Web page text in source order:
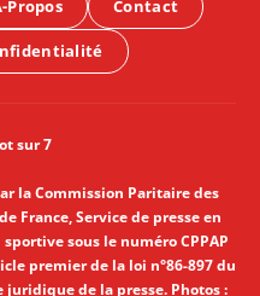
Propos Contact
sur 7
la Commission Paritaire des
France, Service de presse en
sous le numéro CPPAP
premier de la loi n°86-897 du
juridique de la presse. Photos :